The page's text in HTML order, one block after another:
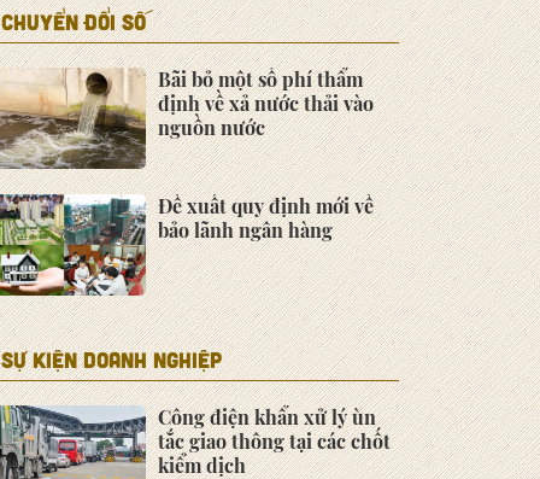
CHUYỂN ĐỔI SỐ
Bãi bỏ một số phí thẩm
định về xả nước thải vào
nguồn nước
Đề xuất quy định mới về
bảo lãnh ngân hàng
SỰ KIỆN DOANH NGHIỆP
Công điện khẩn xử lý ùn
tắc giao thông tại các chốt
kiểm dịch